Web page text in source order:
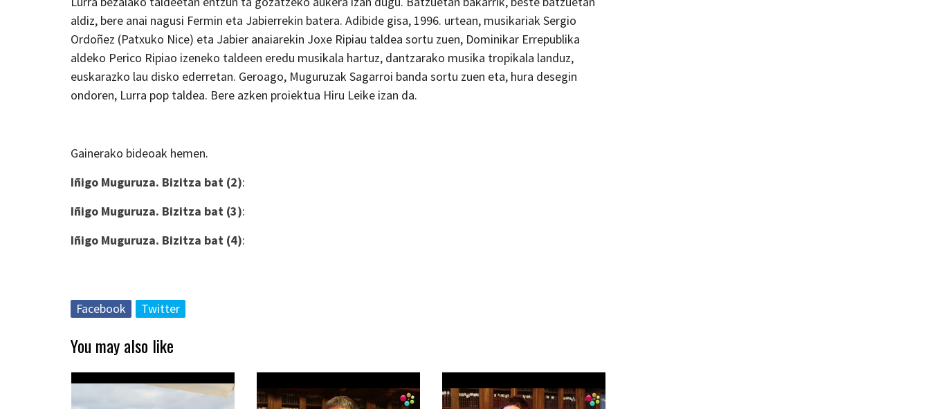
aldiz, bere anai nagusi Fermin eta Jabierrekin batera. Adibide gisa, 1996. urtean, musikariak Sergio
Ordoñez (Patxuko Nice) eta Jabier anaiarekin Joxe Ripiau taldea sortu zuen, Dominikar Errepublika
aldeko Perico Ripiao izeneko taldeen eredu musikala hartuz, dantzarako musika tropikala landuz,
euskarazko lau disko ederretan. Geroago, Muguruzak Sagarroi banda sortu zuen eta, hura desegin
ondoren, Lurra pop taldea. Bere azken proiektua Hiru Leike izan da.
Gainerako bideoak hemen.
Iñigo Muguruza. Bizitza bat (2):
Iñigo Muguruza. Bizitza bat (3):
Iñigo Muguruza. Bizitza bat (4):
Facebook Twitter
You may also like